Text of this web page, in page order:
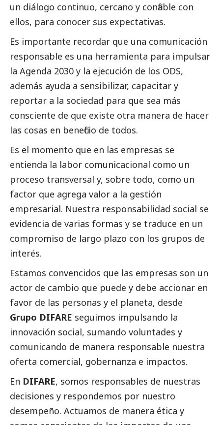
un diálogo continuo, cercano y confiable con
ellos, para conocer sus expectativas.
Es importante recordar que una comunicación
responsable es una herramienta para impulsar
la Agenda 2030 y la ejecución de los ODS,
además ayuda a sensibilizar, capacitar y
reportar a la sociedad para que sea más
consciente de que existe otra manera de hacer
las cosas en beneficio de todos.
Es el momento que en las empresas se
entienda la labor comunicacional como un
proceso transversal y, sobre todo, como un
factor que agrega valor a la gestión
empresarial. Nuestra responsabilidad social se
evidencia de varias formas y se traduce en un
compromiso de largo plazo con los grupos de
interés.
Estamos convencidos que las empresas son un
actor de cambio que puede y debe accionar en
favor de las personas y el planeta, desde
Grupo DIFARE seguimos impulsando la
innovación social, sumando voluntades y
comunicando de manera responsable nuestra
oferta comercial, gobernanza e impactos.
En DIFARE, somos responsables de nuestras
decisiones y respondemos por nuestro
desempeño. Actuamos de manera ética y